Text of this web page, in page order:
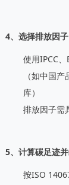
4、选择排放因子
使用IPCC
（如中国
库）
排放因子需
5、计算碳足迹
按ISO